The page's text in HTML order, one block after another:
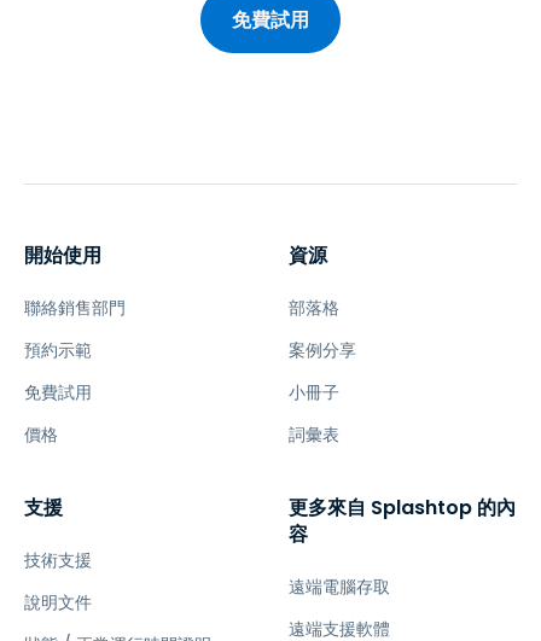
免費試用
開始使用
聯絡銷售部門
預約示範
免費試用
價格
資源
部落格
案例分享
小冊子
詞彙表
支援
技術支援
說明文件
更多來自 Splashtop 的內
容
遠端電腦存取
遠端支援軟體